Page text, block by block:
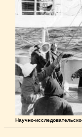
Научно-